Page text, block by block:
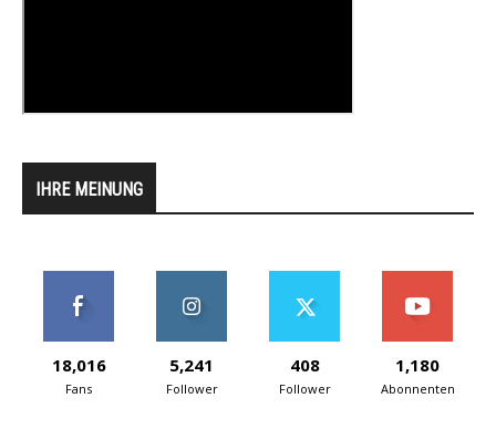
IHRE MEINUNG
18,016
Fans
5,241
Follower
408
Follower
1,180
Abonnenten